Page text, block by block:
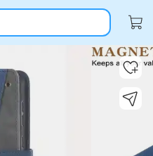
Key Highlights